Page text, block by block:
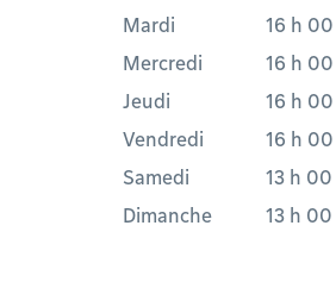
Mardi
16 h 00
Mercredi
16 h 00
Jeudi
16 h 00
Vendredi
16 h 00
Samedi
13 h 00
Dimanche
13 h 00